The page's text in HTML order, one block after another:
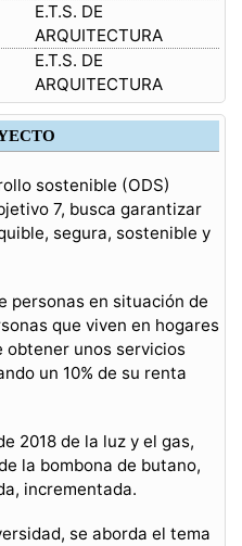
E.T.S. DE
ARQUITECTURA
E.T.S. DE
ARQUITECTURA
sostenible (ODS)
7, busca garantizar
segura, sostenible y
personas en situación de
que viven en hogares
obtener unos servicios
un 10% de su renta
2018 de la luz y el gas,
la bombona de butano,
incrementada.
se aborda el tema